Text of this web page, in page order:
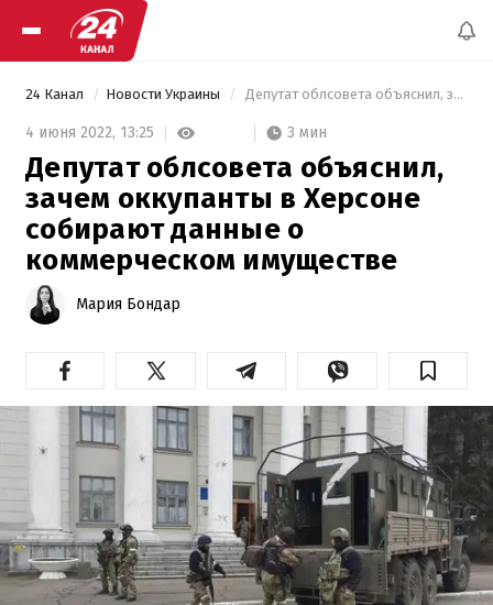
24 Канал Новости Украины Депутат облсовета объяснил, зачем оккупанты в Херсоне собирают данные о коммерческом имуществе
4 июня 2022, 13:25 3 мин
Депутат облсовета объяснил,
зачем оккупанты в Херсоне
собирают данные о
коммерческом имуществе
Мария Бондар